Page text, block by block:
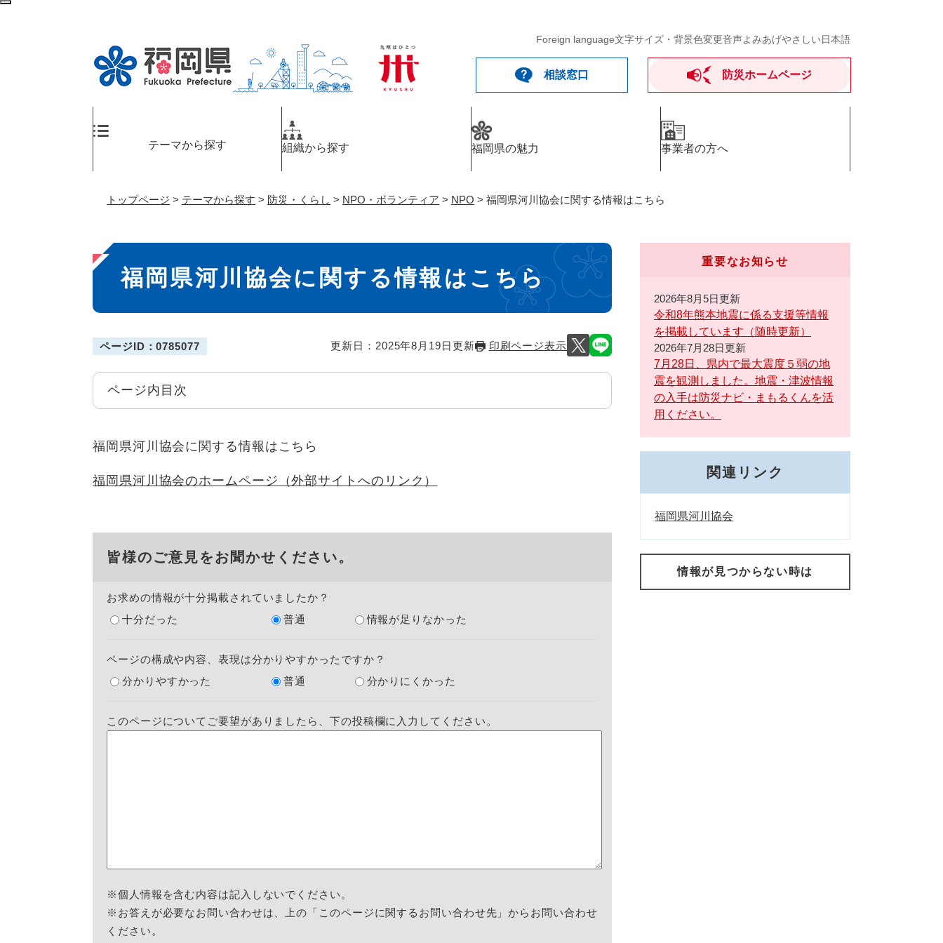
ペ
Foreign language文字サイズ・背景色変更音声よみあげやさしい日本語
相談窓口 防災ホームページ
テーマから探す 組織から探す 福岡県の魅力 事業者の方へ
トップページ > テーマから探す > 防災・くらし > NPO・ボランティア > NPO > 福岡県河川協会に関する情報はこちら
本
文
福岡県河川協会に関する情報はこちら
ページID：0785077 更新日：2025年8月19日更新 印刷ページ表示
ページ内目次
福岡県河川協会に関する情報はこちら
福岡県河川協会のホームページ（外部サイトへのリンク）
皆様のご意見をお聞かせください。
お求めの情報が十分掲載されていましたか？
十分だった
普通 情報が足りなかった
ページの構成や内容、表現は分かりやすかったですか？
分かりやすかった
普通 分かりにくかった
このページについてご要望がありましたら、下の投稿欄に入力してください。
※個人情報を含む内容は記入しないでください。
※お答えが必要なお問い合わせは、上の「このページに関するお問い合わせ先」からお問い合わせ
ください。
重要なお知らせ
2026年8月5日更新
令和8年熊本地震に係る支援等情報
を掲載しています（随時更新）
2026年7月28日更新
7月28日、県内で最大震度５弱の地
震を観測しました。地震・津波情報
の入手は防災ナビ・まもるくんを活
用ください。
関連リンク
福岡県河川協会
情報が見つからない時は